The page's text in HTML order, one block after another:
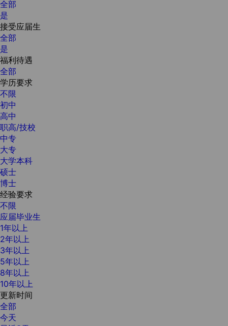
全部
是
接受应届生
全部
是
福利待遇
全部
学历要求
不限
初中
高中
职高/技校
中专
大专
大学本科
硕士
博士
经验要求
不限
应届毕业生
1年以上
2年以上
3年以上
5年以上
8年以上
10年以上
更新时间
全部
今天